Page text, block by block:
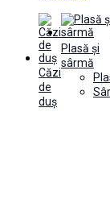
Căzi
de
duș
Plasă și
sârmă